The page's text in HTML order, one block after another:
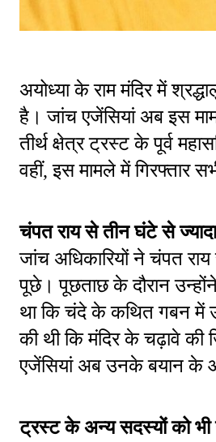
अयोध्या के राम मंदिर में
है। जांच एजेंसियां अब इस
तीर्थ क्षेत्र ट्रस्ट के पूर्व
वहीं, इस मामले में गिरफ्तार
चंपत राय से तीन घंटे से
जांच अधिकारियों ने चंपत
पूछे। पूछताछ के दौरान
था कि चंदे के कथित गबन में
की थी कि मंदिर के चढ़ावे
एजेंसियां अब उनके बयान के
ट्रस्ट के अन्य सदस्यों को भी